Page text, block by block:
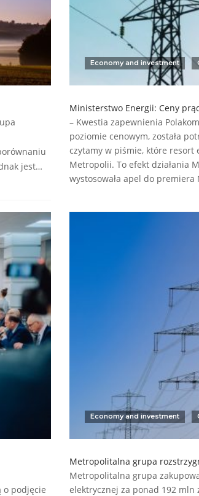
jest…
Economy and investment
Ministerstwo Energii: Ceny
– Kwestia zapewnienia
poziomie cenowym, została
czytamy w piśmie, które resort
Metropolii. To efekt działania
wystosowała apel do
o podjęcie
Economy and investment
Metropolitalna grupa
Metropolitalna grupa
elektrycznej za ponad 192 mln